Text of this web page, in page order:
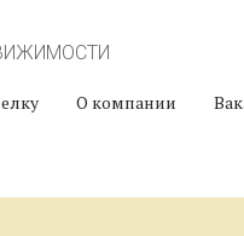
О компании